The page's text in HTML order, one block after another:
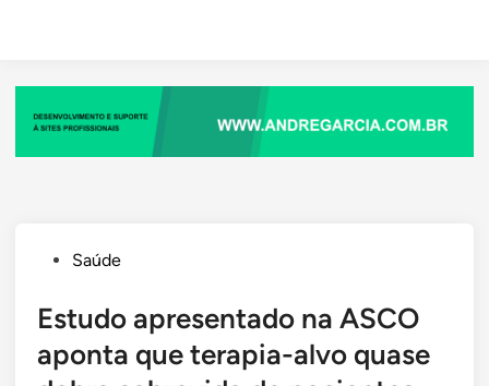
PostedSaúde
Estudo apresentado na ASCO
aponta que terapia-alvo quase